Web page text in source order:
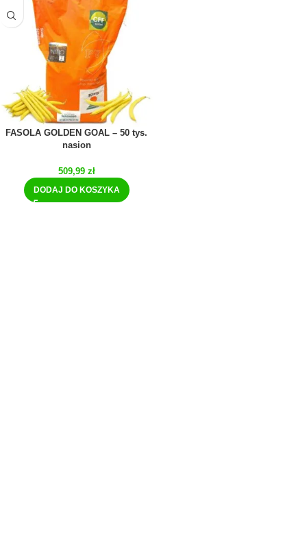
FASOLA GOLDEN GOAL – 50 tys.
nasion
509,99 zł
DODAJ DO KOSZYKA